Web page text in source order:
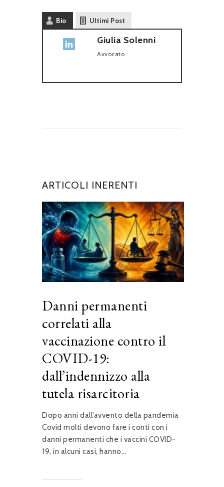
Bio Ultimi Post
Giulia Solenni
Avvocato
ARTICOLI INERENTI
Danni permanenti
correlati alla
vaccinazione contro il
COVID-19:
dall’indennizzo alla
tutela risarcitoria
Dopo anni dall’avvento della pandemia
Covid molti devono fare i conti con i
danni permanenti che i vaccini COVID-
19, in alcuni casi, hanno...